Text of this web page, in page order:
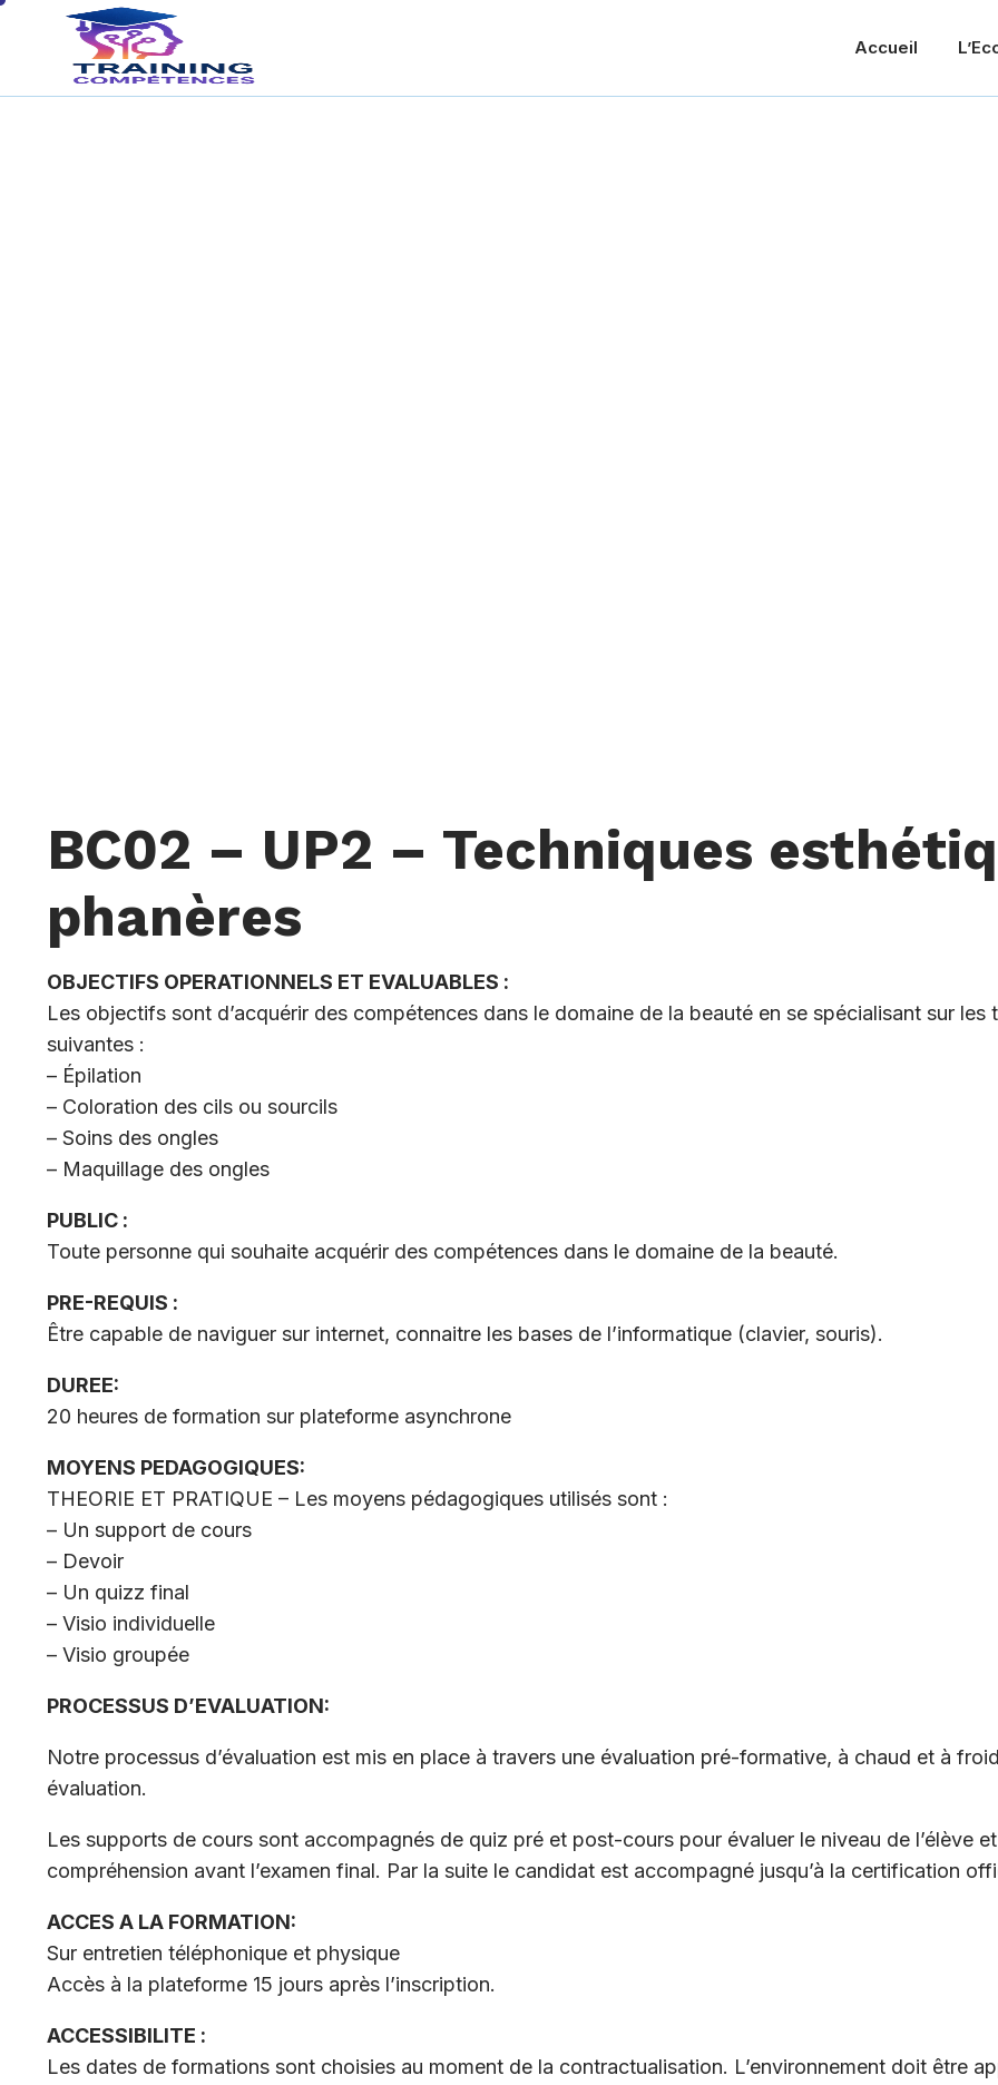
Accueil
BC02 – UP2 – Techniques
phanères
OBJECTIFS OPERATIONNELS ET EVALUABLES :
Les objectifs sont d’acquérir des compétences dans le domaine de la beauté en se spécialisant sur les
suivantes :
– Épilation
– Coloration des cils ou sourcils
– Soins des ongles
– Maquillage des ongles
PUBLIC :
Toute personne qui souhaite acquérir des compétences dans le domaine de la beauté.
PRE-REQUIS :
Être capable de naviguer sur internet, connaitre les bases de l’informatique (clavier, souris).
DUREE:
20 heures de formation sur plateforme asynchrone
MOYENS PEDAGOGIQUES:
THEORIE ET PRATIQUE – Les moyens pédagogiques utilisés sont :
– Un support de cours
– Devoir
– Un quizz final
– Visio individuelle
– Visio groupée
PROCESSUS D’EVALUATION:
Notre processus d’évaluation est mis en place à travers une évaluation pré-formative, à chaud et à
évaluation.
Les supports de cours sont accompagnés de quiz pré et post-cours pour évaluer le niveau de l’élève
compréhension avant l’examen final. Par la suite le candidat est accompagné jusqu’à la certification
ACCES A LA FORMATION:
Sur entretien téléphonique et physique
Accès à la plateforme 15 jours après l’inscription.
ACCESSIBILITE :
Les dates de formations sont choisies au moment de la contractualisation. L’environnement doit être